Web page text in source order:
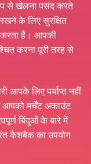
से खेलना पसंद करते
के लिए सुरक्षित
करता है। आपकी
करना पूरी तरह से
आपके लिए पर्याप्त नहीं
आपको मर्चेंट अकाउंट
बिंदुओं के बारे में
कैशबैक का उपयोग